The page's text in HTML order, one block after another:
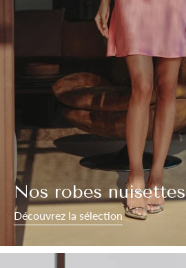
Nos robes nuisettes
Découvrez la sélection